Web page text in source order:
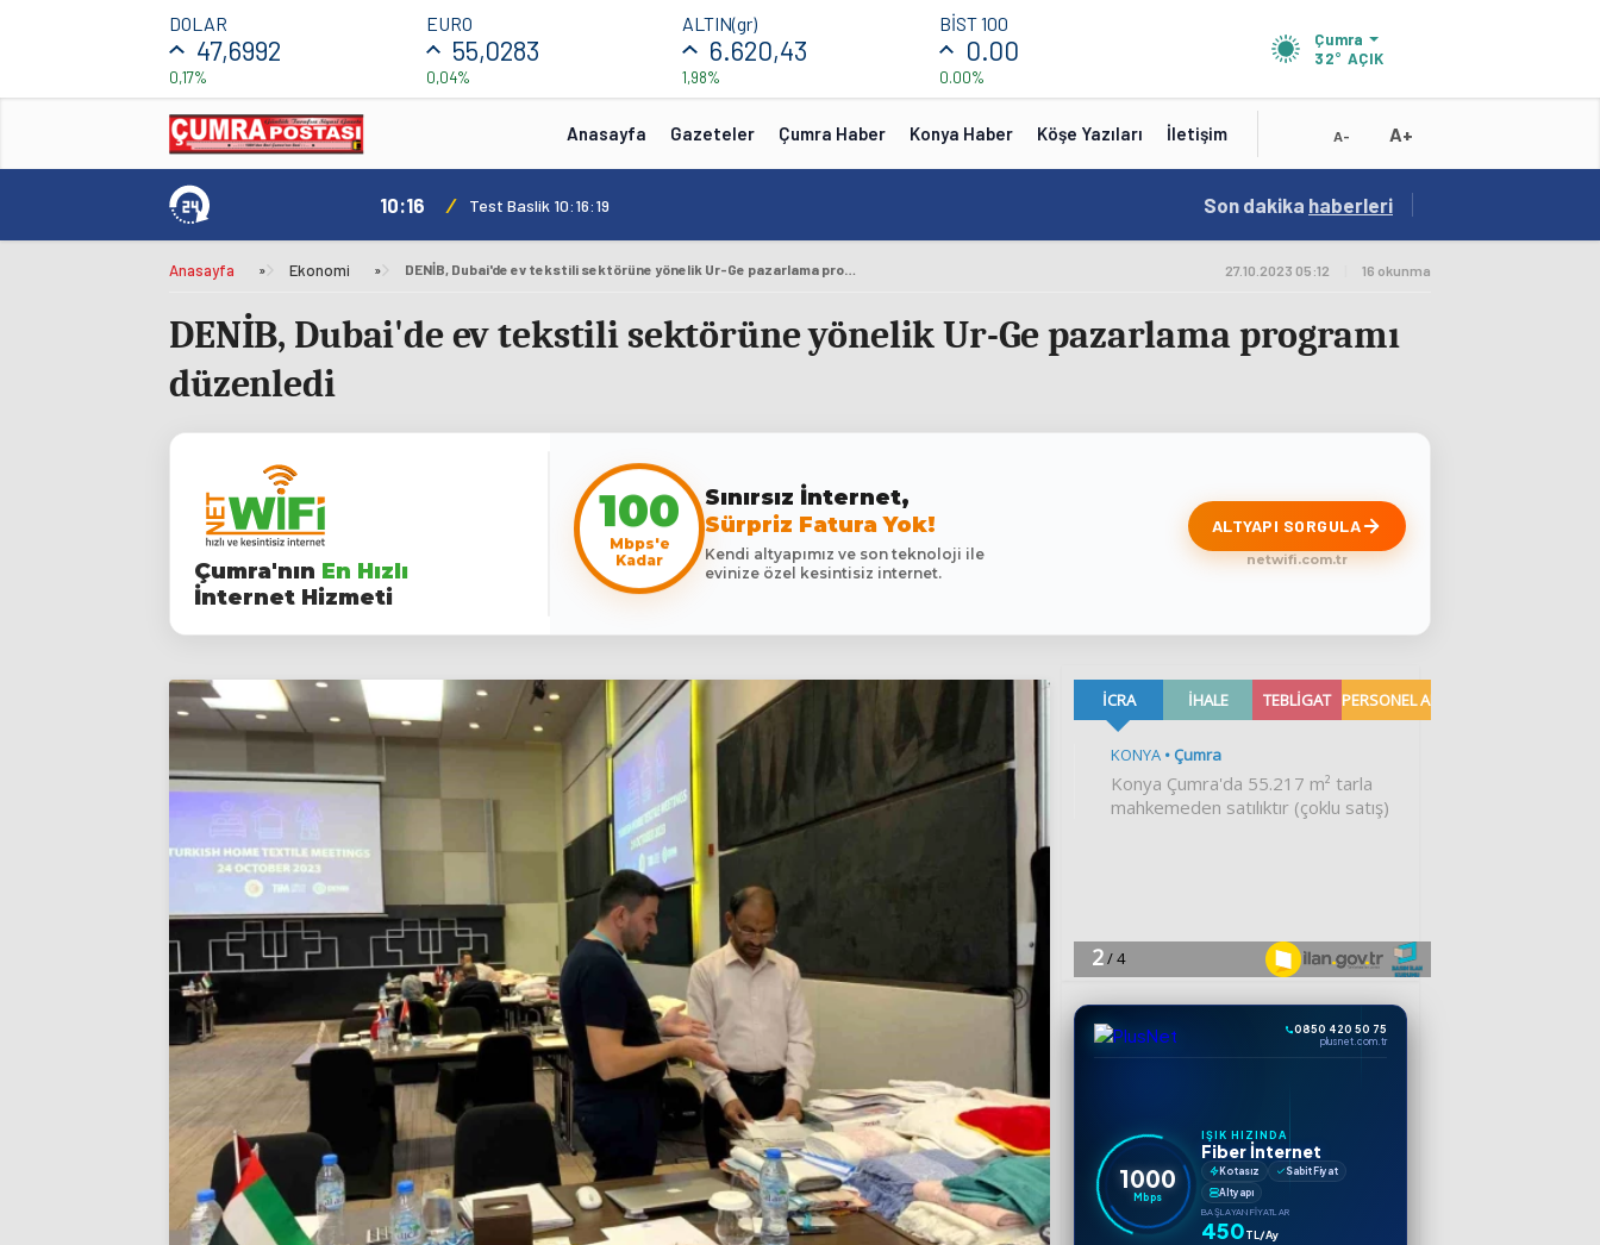
DOLAR
47,6992
0,17%
EURO
55,0283
0,04%
ALTIN(gr)
6.620,43
1,98%
BİST 100
0.00
0.00%
Çumra
32° AÇIK
Anasayfa Gazeteler Çumra Haber Konya Haber Köşe Yazıları İletişim A- A+
10:16 / Test Baslik 10:16:19 15:41 / Test
Son dakika haberleri
Anasayfa » Ekonomi » DENİB, Dubai'de ev tekstili sektörüne yönelik Ur-Ge pazarlama programı düzenledi 27.10.2023 05:12 16 okunma
DENİB, Dubai'de ev tekstili sektörüne yönelik Ur-Ge pazarlama programı
düzenledi
Çumra'nın En Hızlı
İnternet Hizmeti
100
Mbps'e
Kadar
Sınırsız İnternet,
Sürpriz Fatura Yok!
Kendi altyapımız ve son teknoloji ile
evinize özel kesintisiz internet.
ALTYAPI SORGULA
netwifi.com.tr
0850 420 50 75
plusnet.com.tr
1000
Mbps
IŞIK HIZINDA
Fiber İnternet
Kotasız
Sabit Fiyat
Altyapı
BAŞLAYAN FIYATLAR
450TL/Ay